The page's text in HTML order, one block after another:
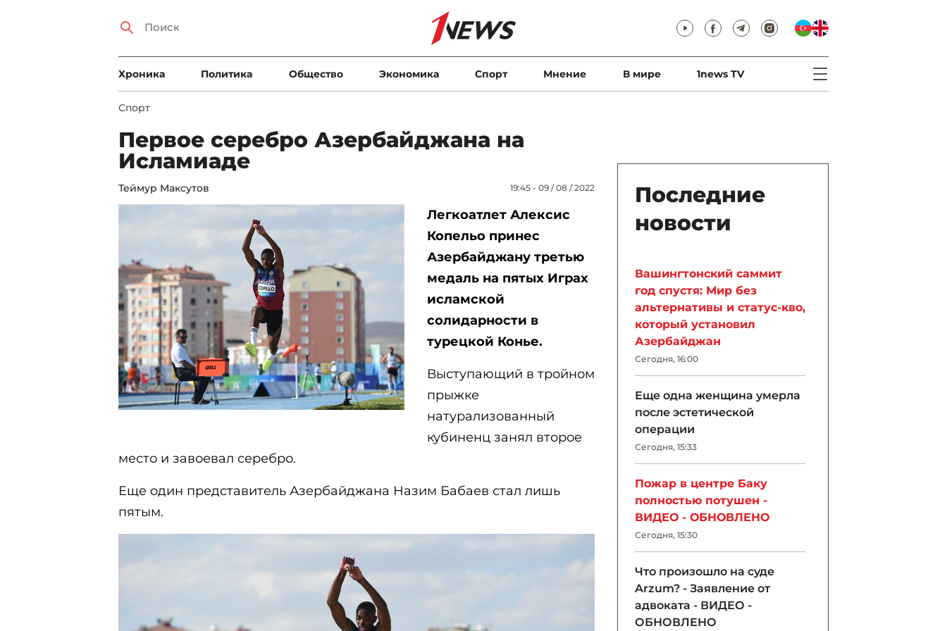
Xроника Политика Общество Экономика Спорт Мнение В мире 1news TV
Спорт
Первое серебро Азербайджана на
Исламиаде
Теймур Максутов 19:45 - 09 / 08 / 2022
Легкоатлет Алексис
Копельо принес
Азербайджану третью
медаль на пятых Играх
исламской
солидарности в
турецкой Конье.
Выступающий в тройном
прыжке
натурализованный
кубиненц занял второе
место и завоевал серебро.
Еще один представитель Азербайджана Назим Бабаев стал лишь
пятым.
Последние
новости
Вашингтонский саммит
год спустя: Мир без
альтернативы и статус-кво,
который установил
Азербайджан
Сегодня, 16:00
Еще одна женщина умерла
после эстетической
операции
Сегодня, 15:33
Пожар в центре Баку
полностью потушен -
ВИДЕО - ОБНОВЛЕНО
Сегодня, 15:30
Что произошло на суде
Arzum? - Заявление от
адвоката - ВИДЕО -
ОБНОВЛЕНО